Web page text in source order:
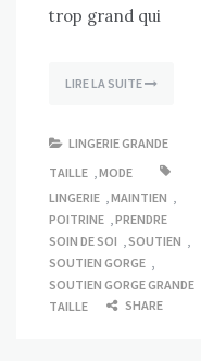
trop grand qui
LIRE LA SUITE
LINGERIE GRANDE
TAILLE ,MODE
LINGERIE
MAINTIEN
POITRINE
PRENDRE
SOIN DE SOI
SOUTIEN
SOUTIEN GORGE
SOUTIEN GORGE GRANDE
TAILLE
SHARE